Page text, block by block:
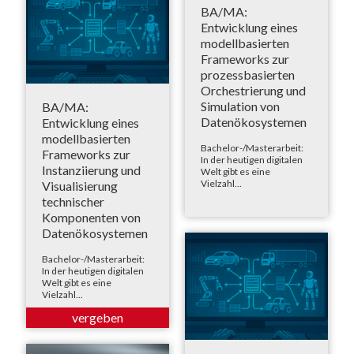
BA/MA:
Entwicklung eines
modellbasierten
Frameworks zur
prozessbasierten
Orchestrierung und
Simulation von
Datenökosystemen
Bachelor-/Masterarbeit:
In der heutigen digitalen
Welt gibt es eine
Vielzahl...
BA/MA:
Entwicklung eines
modellbasierten
Frameworks zur
Instanziierung und
Visualisierung
technischer
Komponenten von
Datenökosystemen
Bachelor-/Masterarbeit:
In der heutigen digitalen
Welt gibt es eine
Vielzahl...